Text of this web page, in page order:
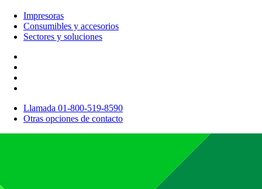
Impresoras
Consumibles y accesorios
Sectores y soluciones
Llamada 01-800-519-8590
Otras opciones de contacto